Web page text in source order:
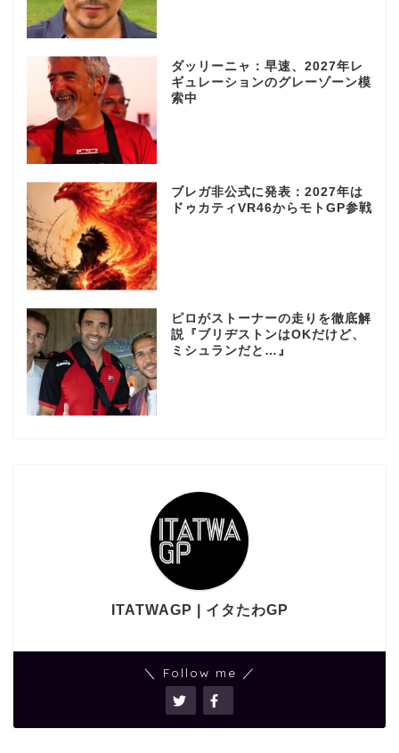
ダッリーニャ：早速、2027年レ
ギュレーションのグレーゾーン模
索中
ブレガ非公式に発表：2027年は
ドゥカティVR46からモトGP参戦
ピロがストーナーの走りを徹底解
説『ブリヂストンはOKだけど、
ミシュランだと…』
ITATWAGP | イタたわGP
＼ Follow me ／